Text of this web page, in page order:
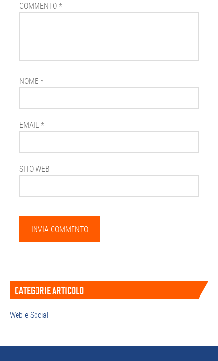
COMMENTO*
NOME*
EMAIL*
SITO WEB
Barra
laterale
primaria
CATEGORIE ARTICOLO
Web e Social